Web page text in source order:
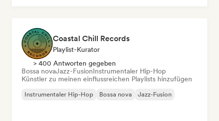
Coastal Chill Records
Playlist-Kurator
> 400 Antworten gegeben
Bossa novaJazz-FusionInstrumentaler Hip-Hop
Künstler zu meinen einflussreichen Playlists hinzufügen
Instrumentaler Hip-Hop Bossa nova Jazz-Fusion